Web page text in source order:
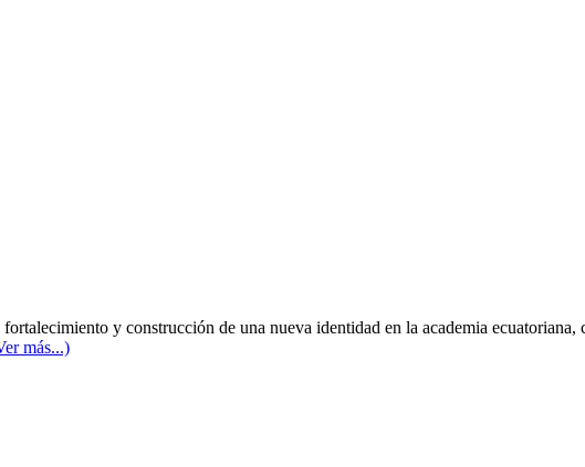
y construcción de una nueva identidad en la academia
más...)